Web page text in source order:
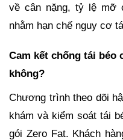
về cân nặng, tỷ lệ mỡ
nhằm hạn chế nguy cơ
Cam kết chống tái béo
không?
Chương trình theo dõi
khám và kiểm soát tái
gói Zero Fat. Khách